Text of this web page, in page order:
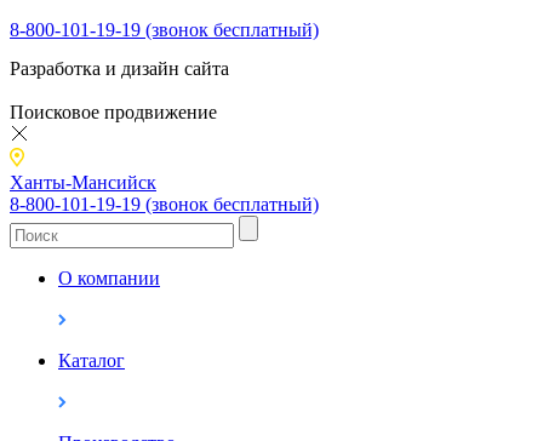
8-800-101-19-19 (звонок бесплатный)
Разработка и дизайн сайта
Поисковое продвижение
Ханты-Мансийск
8-800-101-19-19 (звонок бесплатный)
О компании
Каталог